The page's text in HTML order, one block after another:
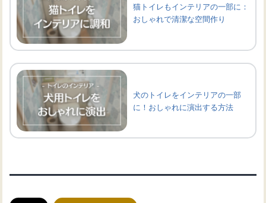
猫トイレもインテリアの一部に：
おしゃれで清潔な空間作り
犬のトイレをインテリアの一部
に！おしゃれに演出する方法